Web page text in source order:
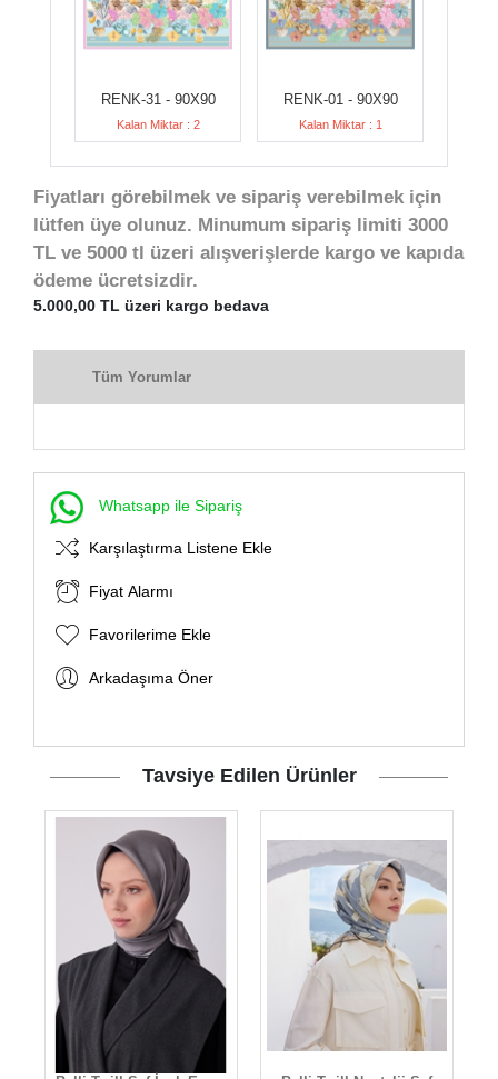
RENK-31 - 90X90
Kalan Miktar : 2
RENK-01 - 90X90
Kalan Miktar : 1
Fiyatları görebilmek ve sipariş verebilmek için
lütfen üye olunuz. Minumum sipariş limiti 3000
TL ve 5000 tl üzeri alışverişlerde kargo ve kapıda
ödeme ücretsizdir.
5.000,00 TL üzeri kargo bedava
Tüm Yorumlar
Whatsapp ile Sipariş
Karşılaştırma Listene Ekle
Fiyat Alarmı
Favorilerime Ekle
Arkadaşıma Öner
Tavsiye Edilen Ürünler